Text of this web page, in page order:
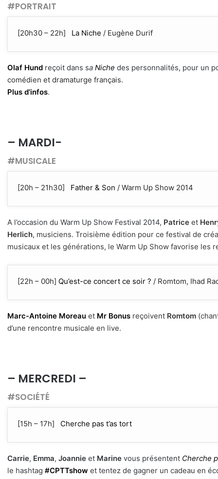
#PORTRAIT
[20h30 – 22h] La Niche / Eugène Durif
Olaf Hund reçoit dans sa Niche des personnalités, pour un
comédien et dramaturge français.
Plus d’infos.
– MARDI-
#MUSICALE
[20h – 21h30] Father & Son / Warm Up Show 2014
A l’occasion du Warm Up Show Festival 2014, Patrice et
Herlich, musiciens. Troisième édition pour ce festival de
musicaux et les générations, le Warm Up Show favorise les
[22h – 00h] Qu’est-ce concert ce soir ? / Romtom, Ihad
Marc-Antoine Moreau et Mr Bonus reçoivent Romtom
d’une rencontre musicale en live.
– MERCREDI –
#SOCIÉTÉ
[15h – 17h] Cherche pas t’as tort
Carrie, Emma, Joannie et Marine vous présentent Cherche
le hashtag #CPTTshow et tentez de gagner un cadeau en